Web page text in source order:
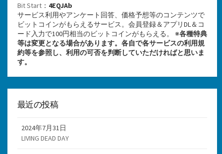
Bit Start ： 4EQJAb
サービス利用やアンケート回答、価格予想等のコンテンツで
ビットコインがもらえるサービス。会員登録＆アプリDL＆コ
ード入力で100円相当のビットコインがもらえる。 ※各種特典
等は変更となる場合があります。各自で各サービスの利用規
約等を参照し、利用の可否を判断していただければと思いま
す。
最近の投稿
2024年7月31日
LIVING DEAD DAY